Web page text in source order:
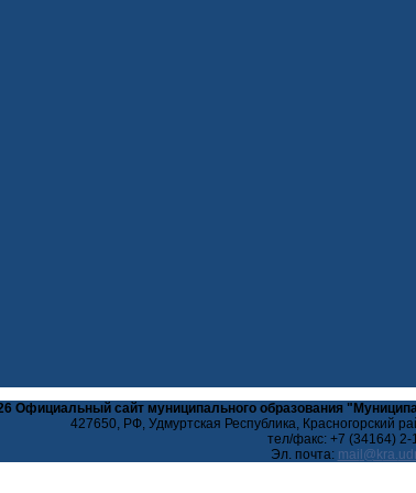
Официальный сайт муниципального образования
427650, РФ, Удмуртская Республика, Красногорский
тел/факс: +7 (34164) 2-
Эл. почта: